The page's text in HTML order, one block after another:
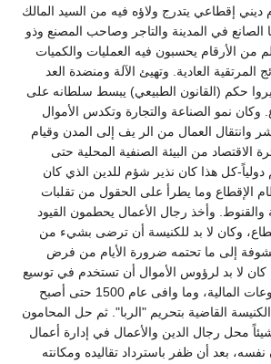
إقطاعي يتدرج ولاؤه فيه من السيد المالك
الصانع في المدينة والتاجر وصاحب المصنع وذو
من الأرقام يحسبون فيه العمليات والكميات
المرتقية العادية. وتهيئ الآلة ومنضدة العد
حكم (القانون الطبيعي) يبسط سلطانه على
وكان نمو الصناعة والتجارة وتكدس الأموال
وانتقال العمال من الر يف إلى المدن وقيام
الاقتصاد من البيئة الصنفية المحلية حتى
دولياً-كل هذا كان نذير شؤم للدين الذي كان
الإقطاع وما يطرأ على الحقول من تقلبات
وأخذ رجال الأعمال يحطمون القيود
وكان لا بد للكنيسة أن ترضى بشيء من
إلى ما تحتمه ضرورة الأيام من فرض
كان لا بد لرؤوس الأموال أن تستخدم في توسيع
دائرة الصناعة والمشروعات المالية، وما وافى عام 1500 حتى أصبح
القاضية بتحريم "الربا". ثم حل المحامون
محل رجال الدين والأعمال في إدارة أعمال
نفسه، بعد أن ظفر باسترداد تقاليده ومكانته